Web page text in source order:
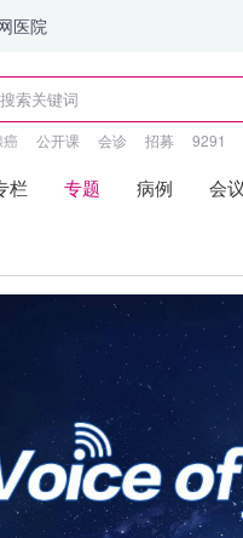
医院
公开课 会诊 招募 9291
栏 专题 病例 会